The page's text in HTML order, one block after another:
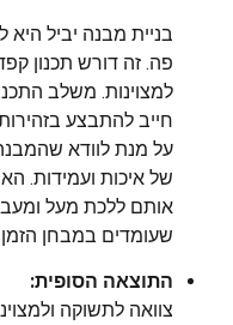
בניית מבנה יביל
פה. זה דורש תכנון
למצוינות. משלב
חייב להתבצע
על מנת לוודא
של איכות ועמידות.
אותם ללכת מעל
שעומדים במבחן הזמן.
התוצאה הסופית:
צוואה לתשוקה